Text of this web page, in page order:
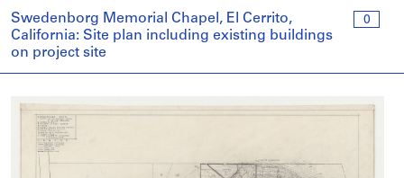
0
Swedenborg Memorial Chapel, El Cerrito,
California: Site plan including existing buildings
on project site